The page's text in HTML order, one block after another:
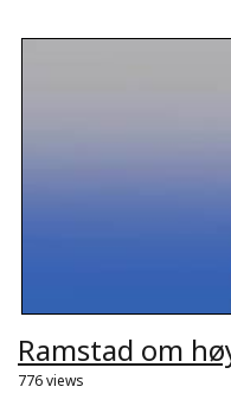
Ramstad om
776 views